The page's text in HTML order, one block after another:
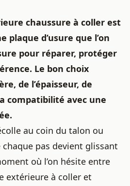
chaussure à coller est
plaque d’usure que l’on
pour réparer, protéger
Le bon choix
de l’épaisseur, de
compatibilité avec une
au coin du talon ou
chaque pas devient glissant
où l’on hésite entre
extérieure à coller et